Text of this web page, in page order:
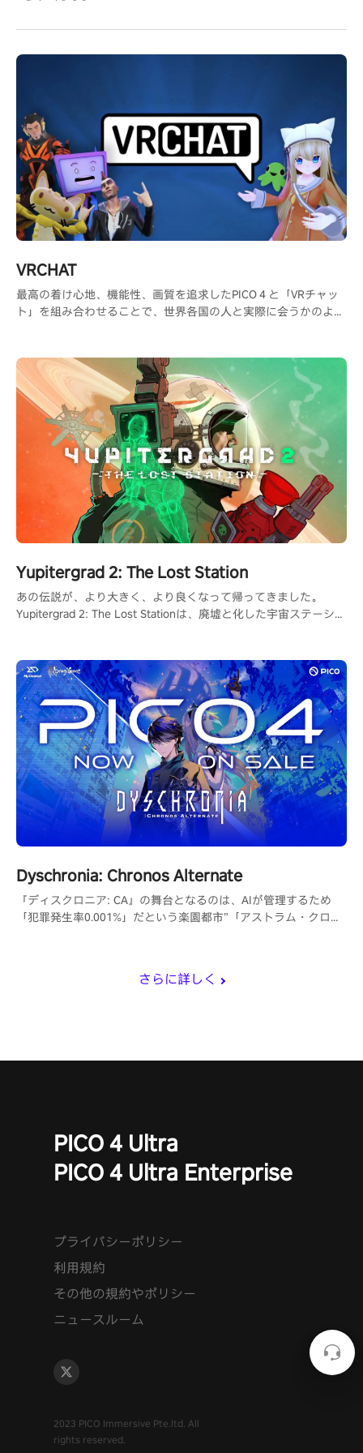
さらに詳しく
VRCHAT
最高の着け心地、機能性、画質を追求したPICO４と「VRチャッ
ト」を組み合わせることで、世界各国の人と実際に会うかのよう
Yupitergrad 2: The Lost Station
あの伝説が、より大きく、より良くなって帰ってきました。
Yupitergrad 2: The Lost Stationは、廃墟と化した宇宙ステーショ
Dyschronia: Chronos Alternate
『ディスクロニア: CA』の舞台となるのは、AIが管理するため
「犯罪発生率0.001%」だという楽園都市”「アストラム・クロー
PICO 4 Ultra
PICO 4 Ultra Enterprise
プライバシーポリシー
利用規約
その他の規約やポリシー
ニュースルーム
2023 PICO Immersive Pte.ltd. All
rights reserved.